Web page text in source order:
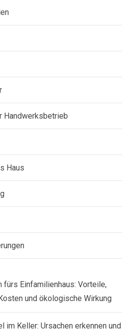
Handwerksbetrieb
Haus
fürs Einfamilienhaus: Vorteile,
und ökologische Wirkung
im Keller: Ursachen erkennen und